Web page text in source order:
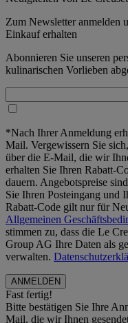
Zum Newsletter anmelden
Einkauf erhalten
Abonnieren Sie unseren
kulinarischen Vorlieben
*Nach Ihrer Anmeldung
Mail. Vergewissern Sie
über die E-Mail, die wir
erhalten Sie Ihren Rabatt-
dauern. Angebotspreise
Sie Ihren Posteingang und
Rabatt-Code gilt nur für
Allgemeinen
stimmen zu, dass die Le
Group AG Ihre Daten als
verwalten.
Fast fertig!
Bitte bestätigen Sie Ihre
Mail, die wir Ihnen